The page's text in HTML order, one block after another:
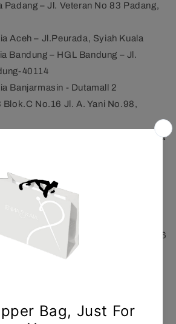
Padang – Jl. Veteran No 83 Padang,
Aceh – Jl.Peurada, Syiah Kuala
Bandung– HGL Bandung – Jl.
40114
Banjarmasin - Dutamall 2
Blok.C No.16 Jl. A. Yani No.98,
Jl. A. Yani no. 54 ( china
No.47, Gn. Bahagia,
Selatan, Kota Balikpapan,
76114 (Block B 38 – 39)
Banjarbaru
Q Mall Jl. A Yani No. 36
Utara. Kalimantan Selatan
Istimewa Yogyakarta 55223